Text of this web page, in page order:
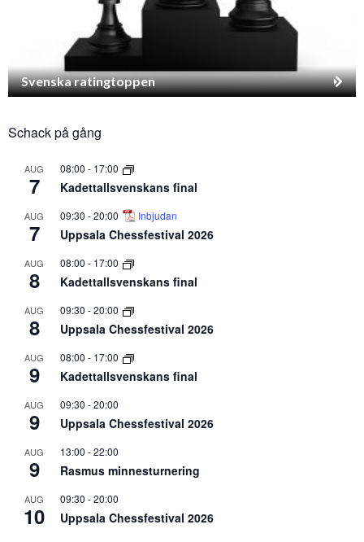
Svenska ratingtoppen
Schack på gång
AUG
7
08:00 - 17:00
Kadettallsvenskans final
AUG
7
09:30 -20:00 Inbjudan
Uppsala Chessfestival 2026
AUG
8
08:00 - 17:00
Kadettallsvenskans final
AUG
8
09:30 -20:00
Uppsala Chessfestival 2026
AUG
9
08:00 - 17:00
Kadettallsvenskans final
AUG
9
09:30 -20:00
Uppsala Chessfestival 2026
AUG
9
13:00 -22:00
Rasmus minnesturnering
AUG
10
09:30 -20:00
Uppsala Chessfestival 2026